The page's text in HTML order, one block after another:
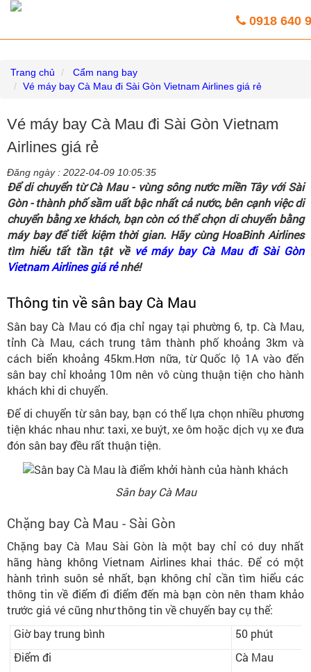
0918 640
Trang chủ
Cẩm nang bay
Vé máy bay Cà Mau đi Sài Gòn Vietnam Airlines giá rẻ
Vé máy bay Cà Mau đi Sài Gòn Vietnam
Airlines giá rẻ
Đăng ngày : 2022-04-09 10:05:35
Để di chuyển từ Cà Mau - vùng sông nước miền Tây với Sài
Gòn - thành phố sầm uất bậc nhất cả nước, bên cạnh việc di
chuyển bằng xe khách, bạn còn có thể chọn di chuyển bằng
máy bay để tiết kiệm thời gian. Hãy cùng HoaBinh Airlines
tìm hiểu tất tần tật về vé máy bay Cà Mau đi Sài Gòn
Vietnam Airlines giá rẻnhé!
Thông tin về sân bay Cà Mau
Sân bay Cà Mau có địa chỉ ngay tại phường 6, tp. Cà Mau,
tỉnh Cà Mau, cách trung tâm thành phố khoảng 3km và
cách biển khoảng 45km.Hơn nữa, từ Quốc lộ 1A vào đến
sân bay chỉ khoảng 10m nên vô cùng thuận tiện cho hành
khách khi di chuyển.
Để di chuyển từ sân bay, bạn có thể lựa chọn nhiều phương
tiện khác nhau như: taxi, xe buýt, xe ôm hoặc dịch vụ xe đưa
đón sân bay đều rất thuận tiện.
Sân bay Cà Mau
Chặng bay Cà Mau - Sài Gòn
Chặng bay Cà Mau Sài Gòn là một bay chỉ có duy nhất
hãng hàng không Vietnam Airlines khai thác. Để có một
hành trình suôn sẻ nhất, bạn không chỉ cần tìm hiểu các
thông tin về điểm đi điểm đến mà bạn còn nên tham khảo
trước giá vé cũng như thông tin về chuyến bay cụ thể:
Giờ bay trung bình
50 phút
Điểm đi
Cà Mau